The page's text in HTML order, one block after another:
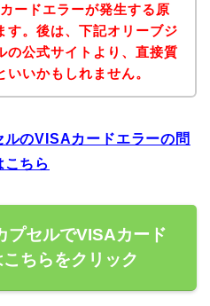
ードエラーが発生する原
す。後は、下記オリーブジ
の公式サイトより、直接質
いいかもしれません。
のVISAカードエラーの問
ちら
プセルでVISAカード
ちらをクリック